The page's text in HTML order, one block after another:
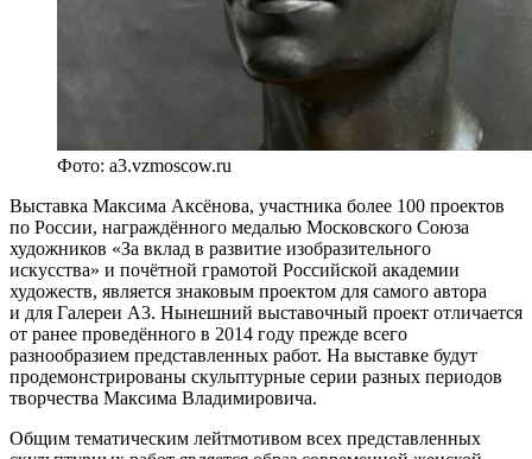
Фото: a3.vzmoscow.ru
Выставка Максима Аксёнова, участника более 100 проектов
по России, награждённого медалью Московского Союза
художников «За вклад в развитие изобразительного
искусства» и почётной грамотой Российской академии
художеств, является знаковым проектом для самого автора
и для Галереи А3. Нынешний выставочный проект отличается
от ранее проведённого в 2014 году прежде всего
разнообразием представленных работ. На выставке будут
продемонстрированы скульптурные серии разных периодов
творчества Максима Владимировича.
Общим тематическим лейтмотивом всех представленных